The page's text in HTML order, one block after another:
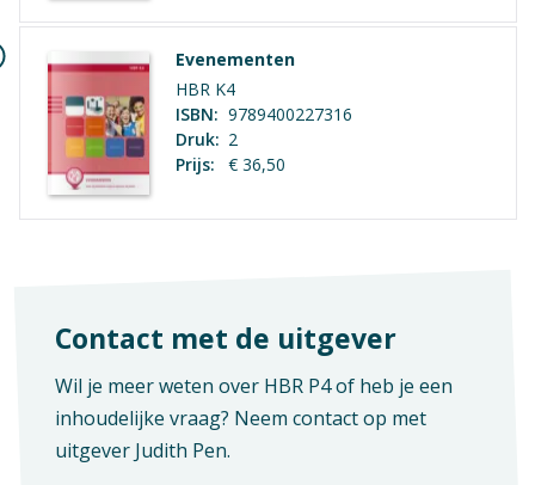
Evenementen
HBR K4
ISBN: 9789400227316
Druk: 2
Prijs:
€ 36,50
Contact met de uitgever
Wil je meer weten over HBR P4 of heb je een
inhoudelijke vraag? Neem contact op met
uitgever Judith Pen.